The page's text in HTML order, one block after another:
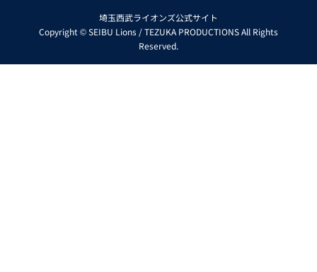
埼玉西武ライオンズ公式サイト
Copyright © SEIBU Lions / TEZUKA PRODUCTIONS All Rights
Reserved.